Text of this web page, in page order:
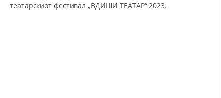
театарскиот фестивал „ВДИШИ ТЕАТАР“ 2023.